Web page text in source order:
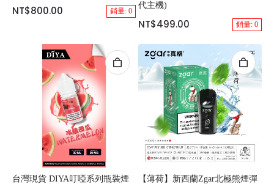
NT$800.00 銷量: 0
代主機)
NT$499.00 銷量: 0
台灣現貨 DIYA叮啞系列瓶裝煙
【薄荷】新西蘭Zgar北極熊煙彈